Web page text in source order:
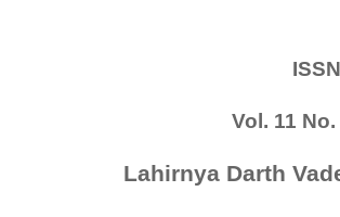
Vol. 11
Lahirnya Darth